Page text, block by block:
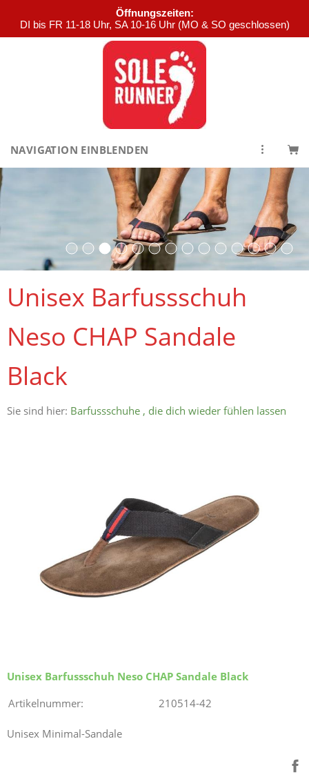
Öffnungszeiten:
DI bis FR 11-18 Uhr, SA 10-16 Uhr (MO & SO geschlossen)
NAVIGATION EINBLENDEN
Unisex Barfussschuh
Neso CHAP Sandale
Black
Sie sind hier: Barfussschuhe , die dich wieder fühlen lassen
Unisex Barfussschuh Neso CHAP Sandale Black
Artikelnummer:
210514-42
Unisex Minimal-Sandale